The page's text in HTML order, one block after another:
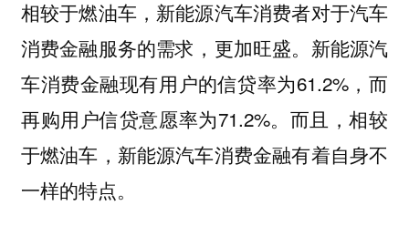
相较于燃油车，新能源汽车消费者对于汽车
消费金融服务的需求，更加旺盛。新能源汽
车消费金融现有用户的信贷率为61.2%，而
再购用户信贷意愿率为71.2%。而且，相较
于燃油车，新能源汽车消费金融有着自身不
一样的特点。